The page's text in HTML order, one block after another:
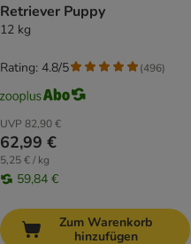
Retriever Puppy
12 kg
UVP 82,90 €
62,99 €
5,25 € / kg
59,84 €
Rating: 4.8/5 (496)
Zum Warenkorb
hinzufügen